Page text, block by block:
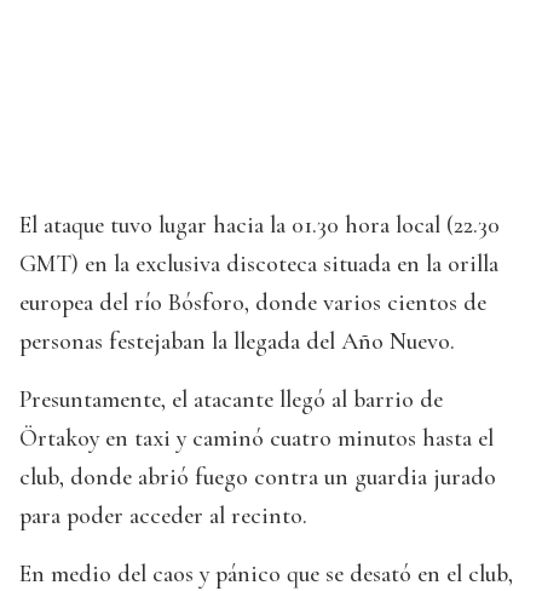
El ataque tuvo lugar hacia la 01.30 hora local (22.30
GMT) en la exclusiva discoteca situada en la orilla
europea del río Bósforo, donde varios cientos de
personas festejaban la llegada del Año Nuevo.
Presuntamente, el atacante llegó al barrio de
Örtakoy en taxi y caminó cuatro minutos hasta el
club, donde abrió fuego contra un guardia jurado
para poder acceder al recinto.
En medio del caos y pánico que se desató en el club,